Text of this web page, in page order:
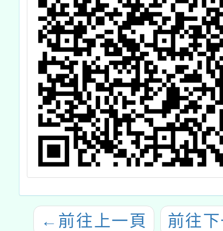
← 前往上一頁 前往